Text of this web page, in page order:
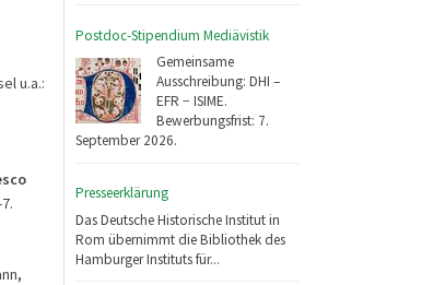
Postdoc-Stipendium Mediävistik
Gemeinsame
Ausschreibung: DHI –
EFR − ISIME.
Bewerbungsfrist: 7.
September 2026.
Presseerklärung
Das Deutsche Historische Institut in
Rom übernimmt die Bibliothek des
Hamburger Instituts für...
u.a.:
,